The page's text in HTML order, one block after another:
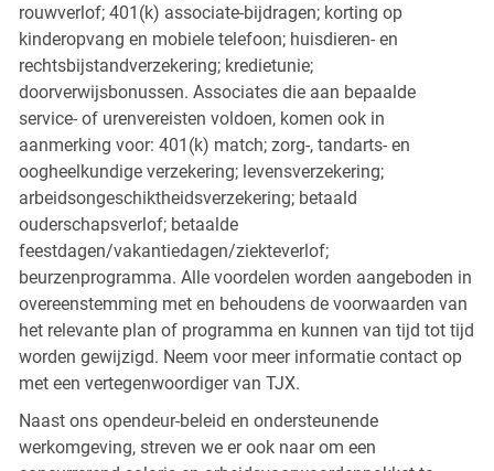
rouwverlof; 401(k) associate-bijdragen; korting op
kinderopvang en mobiele telefoon; huisdieren- en
rechtsbijstandverzekering; kredietunie;
doorverwijsbonussen. Associates die aan bepaalde
service- of urenvereisten voldoen, komen ook in
aanmerking voor: 401(k) match; zorg-, tandarts- en
oogheelkundige verzekering; levensverzekering;
arbeidsongeschiktheidsverzekering; betaald
ouderschapsverlof; betaalde
feestdagen/vakantiedagen/ziekteverlof;
beurzenprogramma. Alle voordelen worden aangeboden in
overeenstemming met en behoudens de voorwaarden van
het relevante plan of programma en kunnen van tijd tot tijd
worden gewijzigd. Neem voor meer informatie contact op
met een vertegenwoordiger van TJX.
Naast ons opendeur-beleid en ondersteunende
werkomgeving, streven we er ook naar om een